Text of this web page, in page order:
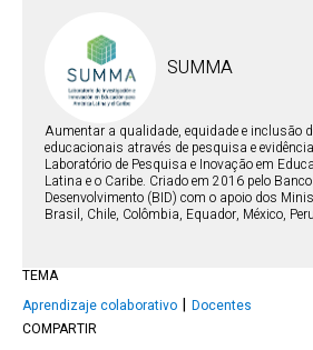
SUMMA
Aumentar a qualidade, equidade e inclusão
educacionais através de pesquisa e
Laboratório de Pesquisa e Inovação em
Latina e o Caribe. Criado em 2016 pelo
Desenvolvimento (BID) com o apoio dos
Brasil, Chile, Colômbia, Equador, México,
TEMA
Aprendizaje colaborativo
Docentes
COMPARTIR